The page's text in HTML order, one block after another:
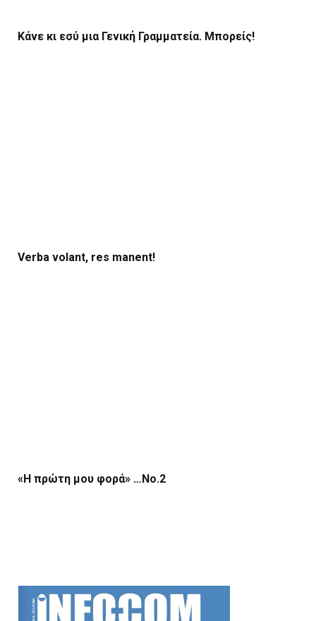
Κάνε κι εσύ μια Γενική Γραμματεία. Μπορείς!
Verba volant, res manent!
«Η πρώτη μου φορά» …Νο.2